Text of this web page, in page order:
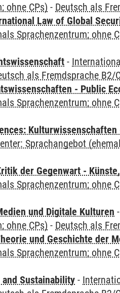
ohne CPs) - Deutsch als
Law of Global
Sprachenzentrum; ohne
-
als Fremdsprache B2/
- Public
Sprachenzentrum; ohne
Sprachangebot
der Gegenwart -
Sprachenzentrum; ohne
und Digitale Kulturen -
ohne CPs) - Deutsch als
und Geschichte der
Sprachenzentrum; ohne
Sustainability -